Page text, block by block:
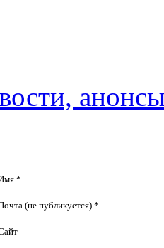
*
(не публикуется) *